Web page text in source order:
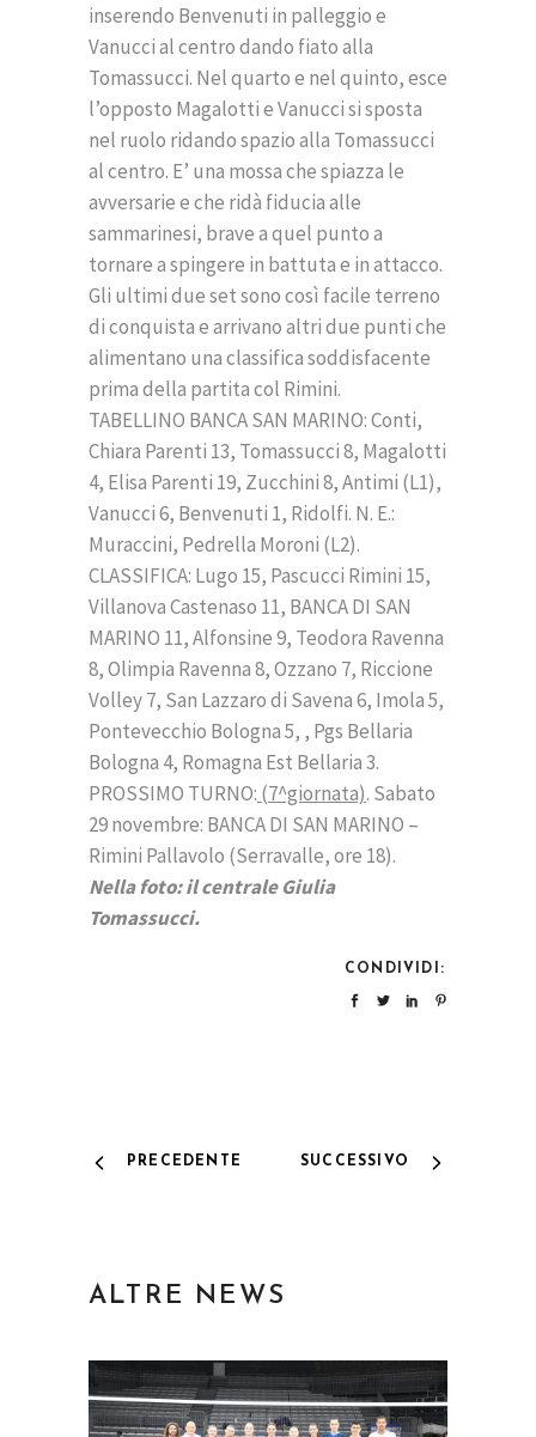
inserendo Benvenuti in palleggio e
Vanucci al centro dando fiato alla
Tomassucci. Nel quarto e nel quinto, esce
l’opposto Magalotti e Vanucci si sposta
nel ruolo ridando spazio alla Tomassucci
al centro. E’ una mossa che spiazza le
avversarie e che ridà fiducia alle
sammarinesi, brave a quel punto a
tornare a spingere in battuta e in attacco.
Gli ultimi due set sono così facile terreno
di conquista e arrivano altri due punti che
alimentano una classifica soddisfacente
prima della partita col Rimini.
TABELLINO BANCA SAN MARINO: Conti,
Chiara Parenti 13, Tomassucci 8, Magalotti
4, Elisa Parenti 19, Zucchini 8, Antimi (L1),
Vanucci 6, Benvenuti 1, Ridolfi. N. E.:
Muraccini, Pedrella Moroni (L2).
CLASSIFICA: Lugo 15, Pascucci Rimini 15,
Villanova Castenaso 11, BANCA DI SAN
MARINO 11, Alfonsine 9, Teodora Ravenna
8, Olimpia Ravenna 8, Ozzano 7, Riccione
Volley 7, San Lazzaro di Savena 6, Imola 5,
Pontevecchio Bologna 5, , Pgs Bellaria
Bologna 4, Romagna Est Bellaria 3.
PROSSIMO TURNO: (7^giornata). Sabato
29 novembre: BANCA DI SAN MARINO –
Rimini Pallavolo (Serravalle, ore 18).
Nella foto: il centrale Giulia
Tomassucci.
CONDIVIDI:
PRECEDENTE SUCCESSIVO
ALTRE NEWS